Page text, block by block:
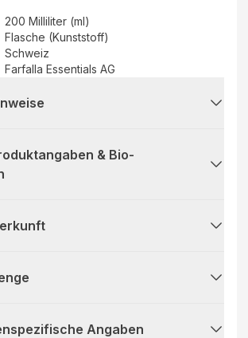
200 Milliliter (ml)
Flasche (Kunststoff)
Schweiz
Farfalla Essentials AG
& Bio-
Angaben